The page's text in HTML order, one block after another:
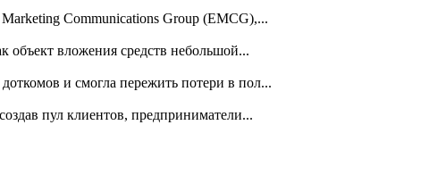
Communications Group (EMCG),...
объект вложения средств небольшой...
и смогла пережить потери в пол...
пул клиентов, предприниматели...